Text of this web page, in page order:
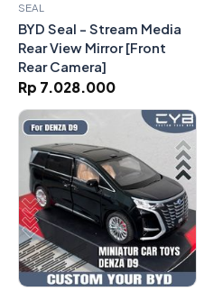
SEAL
BYD Seal - Stream Media
Rear View Mirror [Front
Rear Camera]
Rp 7.028.000